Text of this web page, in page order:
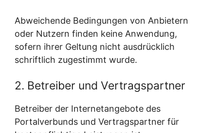
Abweichende Bedingungen von Anbietern
oder Nutzern finden keine Anwendung,
sofern ihrer Geltung nicht ausdrücklich
schriftlich zugestimmt wurde.
2. Betreiber und Vertragspartner
Betreiber der Internetangebote des
Portalverbunds und Vertragspartner für